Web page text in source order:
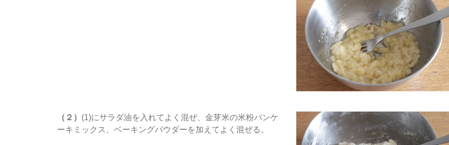
（２） (1)にサラダ油を入れてよく混ぜ、金芽米の米粉パンケ
ーキミックス、ベーキングパウダーを加えてよく混ぜる。